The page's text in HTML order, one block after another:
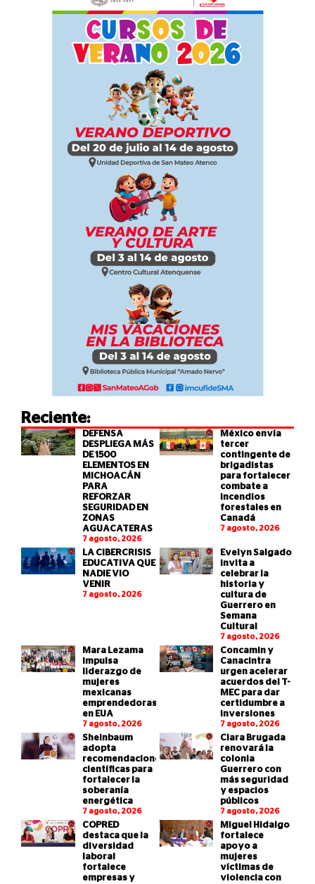
Reciente:
DEFENSA
DESPLIEGA MÁS
DE 1500
ELEMENTOS EN
MICHOACÁN
PARA
REFORZAR
SEGURIDAD EN
ZONAS
AGUACATERAS
7 agosto, 2026
México envía
tercer
contingente de
brigadistas
para fortalecer
combate a
incendios
forestales en
Canadá
7 agosto, 2026
LA CIBERCRISIS
EDUCATIVA QUE
NADIE VIO
VENIR
7 agosto, 2026
Evelyn Salgado
invita a
celebrar la
historia y
cultura de
Guerrero en
Semana
Cultural
7 agosto, 2026
Mara Lezama
impulsa
liderazgo de
mujeres
mexicanas
emprendedoras
en EUA
7 agosto, 2026
Concamin y
Canacintra
urgen acelerar
acuerdos del T-
MEC para dar
certidumbre a
inversiones
7 agosto, 2026
Sheinbaum
adopta
recomendaciones
científicas para
fortalecer la
soberanía
energética
7 agosto, 2026
Clara Brugada
renovará la
colonia
Guerrero con
más seguridad
y espacios
públicos
7 agosto, 2026
COPRED
destaca que la
diversidad
laboral
fortalece
empresas y
Miguel Hidalgo
fortalece
apoyo a
mujeres
víctimas de
violencia con